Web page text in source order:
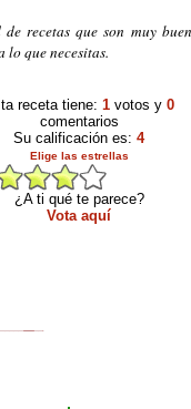
recetas que son muy
lo que necesitas.
receta tiene: 1 votos y 0
comentarios
Su calificación es: 4
Elige las estrellas
¿A ti qué te parece?
Vota aquí